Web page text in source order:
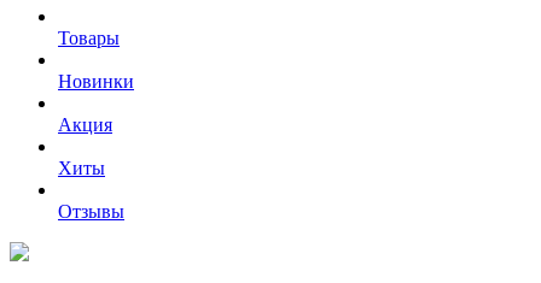
Товары
Новинки
Акция
Хиты
Отзывы